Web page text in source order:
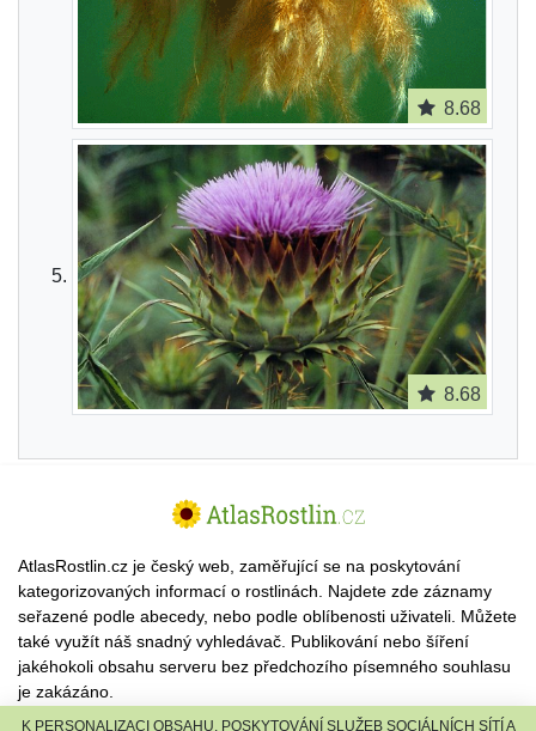
8.68
8.68
AtlasRostlin.cz je český web, zaměřující se na poskytování
kategorizovaných informací o rostlinách. Najdete zde záznamy
seřazené podle abecedy, nebo podle oblíbenosti uživateli. Můžete
také využít náš snadný vyhledávač. Publikování nebo šíření
jakéhokoli obsahu serveru bez předchozího písemného souhlasu
je zakázáno.
K PERSONALIZACI OBSAHU, POSKYTOVÁNÍ SLUŽEB SOCIÁLNÍCH SÍTÍ A